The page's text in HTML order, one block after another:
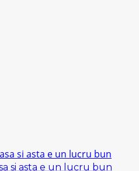
si asta e un lucru bun